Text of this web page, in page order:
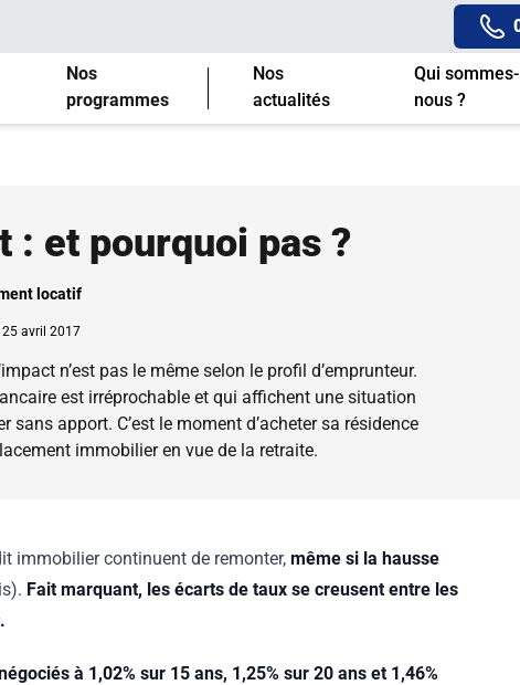
Nos
programmes
Nos
actualités
Qui sommes-
nous ?
: et pourquoi pas ?
locatif
25 avril 2017
n’est pas le même selon le profil d’emprunteur.
est irréprochable et qui affichent une situation
apport. C’est le moment d’acheter sa résidence
immobilier en vue de la retraite.
immobilier continuent de remonter, même si la hausse
Fait marquant, les écarts de taux se creusent entre les
à 1,02% sur 15 ans, 1,25% sur 20 ans et 1,46%